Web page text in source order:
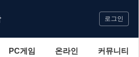
로그인
PC게임 온라인 커뮤니티